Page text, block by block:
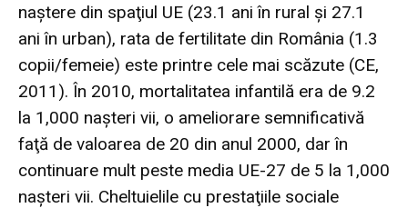
naştere din spaţiul UE (23.1 ani în rural şi 27.1
ani în urban), rata de fertilitate din România (1.3
copii/femeie) este printre cele mai scăzute (CE,
2011). În 2010, mortalitatea infantilă era de 9.2
la 1,000 naşteri vii, o ameliorare semnificativă
faţă de valoarea de 20 din anul 2000, dar în
continuare mult peste media UE-27 de 5 la 1,000
naşteri vii. Cheltuielile cu prestaţiile sociale